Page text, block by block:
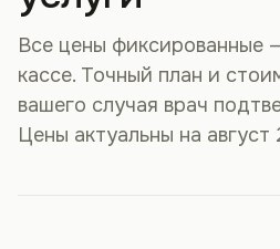
Все цены фиксированные
кассе. Точный план и
вашего случая врач
Цены актуальны на август